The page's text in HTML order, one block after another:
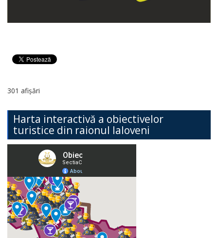
301 afișări
Harta interactivă a obiectivelor
turistice din raionul Ialoveni